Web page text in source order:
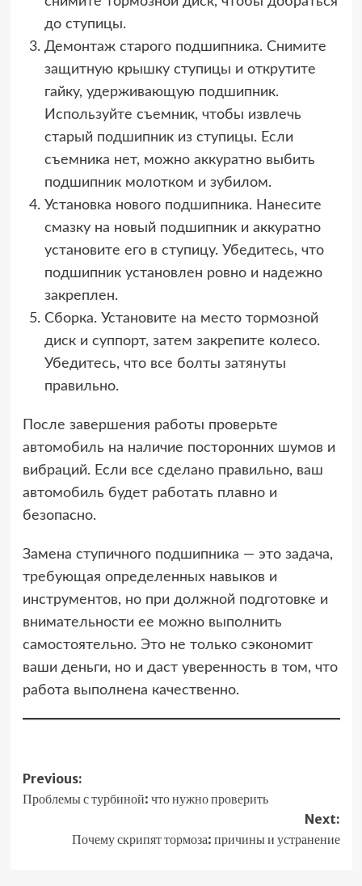
до ступицы.
Демонтаж старого подшипника. Снимите
защитную крышку ступицы и открутите
гайку, удерживающую подшипник.
Используйте съемник, чтобы извлечь
старый подшипник из ступицы. Если
съемника нет, можно аккуратно выбить
подшипник молотком и зубилом.
Установка нового подшипника. Нанесите
смазку на новый подшипник и аккуратно
установите его в ступицу. Убедитесь, что
подшипник установлен ровно и надежно
закреплен.
Сборка. Установите на место тормозной
диск и суппорт, затем закрепите колесо.
Убедитесь, что все болты затянуты
правильно.
После завершения работы проверьте
автомобиль на наличие посторонних шумов и
вибраций. Если все сделано правильно, ваш
автомобиль будет работать плавно и
безопасно.
Замена ступичного подшипника — это задача,
требующая определенных навыков и
инструментов, но при должной подготовке и
внимательности ее можно выполнить
самостоятельно. Это не только сэкономит
ваши деньги, но и даст уверенность в том, что
работа выполнена качественно.
Post
navigation
Previous:
Проблемы с турбиной: что нужно проверить
Next:
Почему скрипят тормоза: причины и устранение